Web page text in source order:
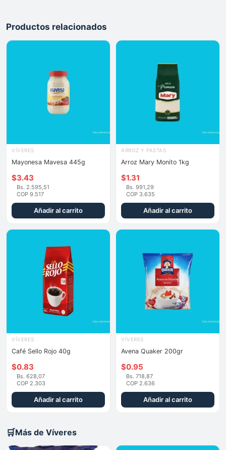
Productos relacionados
VÍVERES
Mayonesa Mavesa 445g
$3.43
Bs. 2.595,51
COP 9.517
Añadir al carrito
ARROZ Y PASTAS
Arroz Mary Monito 1kg
$1.31
Bs. 991,29
COP 3.635
Añadir al carrito
VÍVERES
Café Sello Rojo 40g
$0.83
Bs. 628,07
COP 2.303
Añadir al carrito
VÍVERES
Avena Quaker 200gr
$0.95
Bs. 718,87
COP 2.636
Añadir al carrito
🛒Más de Víveres